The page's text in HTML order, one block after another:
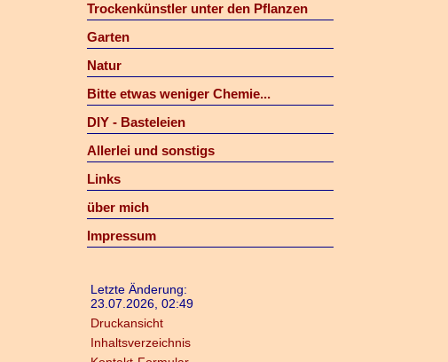
Trockenkünstler unter den Pflanzen
Garten
Natur
Bitte etwas weniger Chemie...
DIY - Basteleien
Allerlei und sonstigs
Links
über mich
Impressum
Letzte Änderung:
23.07.2026, 02:49
Druckansicht
Inhaltsverzeichnis